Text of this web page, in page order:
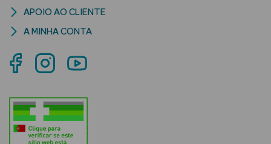
Lábios
Solares Bebé e
Rosto e
APOIO AO CLIENTE
A MINHA CONTA